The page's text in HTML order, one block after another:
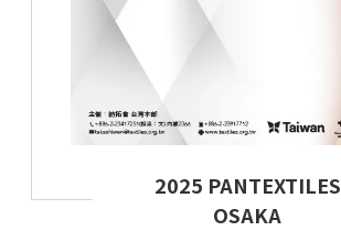
2025 PANTEXTILES
OSAKA